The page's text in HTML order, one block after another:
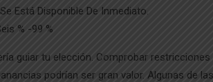
Está Disponible De Inmediato.
% -99 %
guiar tu elección. Comprobar
podrían ser gran valor. Algunas de